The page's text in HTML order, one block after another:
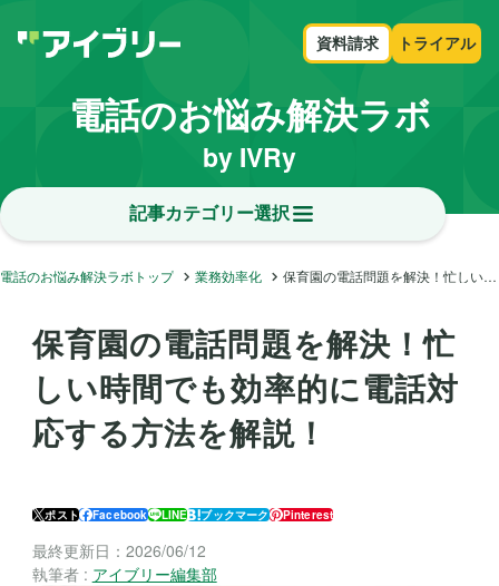
資料請求 トライアル
電話のお悩み解決ラボ
by IVRy
記事カテゴリー選択
電話のお悩み解決ラボトップ 業務効率化 保育園の電話問題を解決！忙しい時間でも効率的に電話対応する方法を解説！
保育園の電話問題を解決！忙
しい時間でも効率的に電話対
応する方法を解説！
ポスト Facebook LINE ブックマーク Pinterest
最終更新日： 2026/06/12
執筆者 : アイブリー編集部